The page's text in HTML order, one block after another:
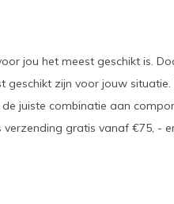
jou het meest geschikt is.
geschikt zijn voor jouw situatie.
juiste combinatie aan
gratis vanaf €75, -